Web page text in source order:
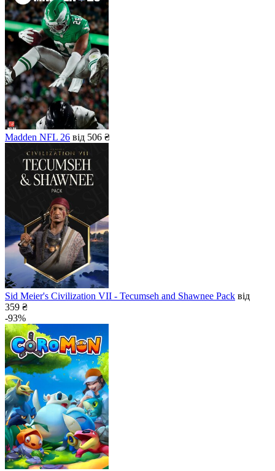
Madden NFL 26 від 506 ₴
Sid Meier's Civilization VII - Tecumseh and Shawnee Pack від
359 ₴
-93%